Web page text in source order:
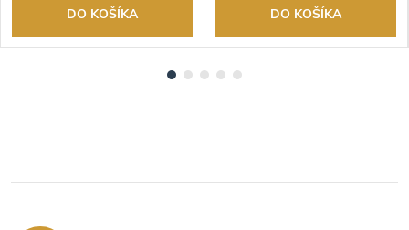
DO KOŠÍKA DO KOŠÍKA